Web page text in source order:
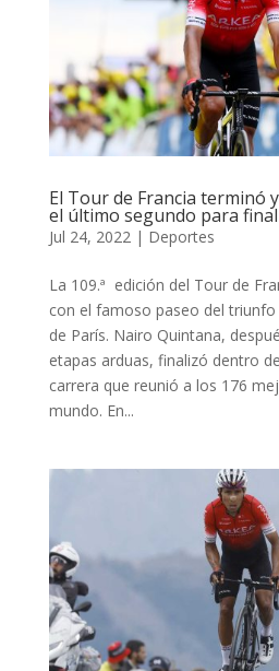
El Tour de Francia terminó
el último segundo para
Jul 24, 2022| Deportes
La 109.ª edición del Tour de
con el famoso paseo del triunfo
de París. Nairo Quintana,
etapas arduas, finalizó dentro
carrera que reunió a los 176
mundo. En...